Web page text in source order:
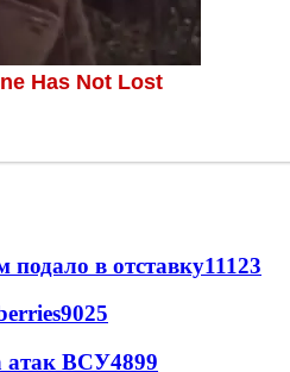
в отставку11123
9025
атак ВСУ4899